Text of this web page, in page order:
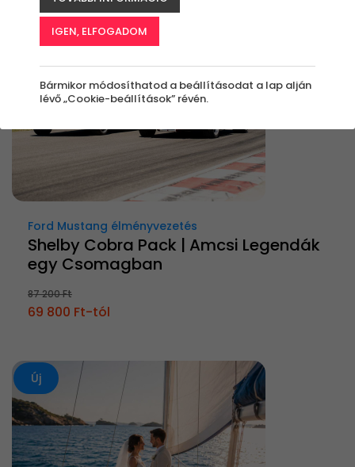
Új
Ford Mustang élményvezetés
Shelby Cobra Pack | Amcsi Legendák
egy Csomagban
87 200 Ft
69 800 Ft-tól
Új
IGEN, ELFOGADOM
Bármikor módosíthatod a beállításodat a lap alján
lévő „Cookie-beállítások” révén.